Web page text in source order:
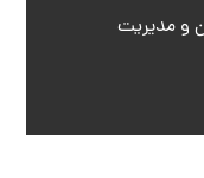
و مدیریت